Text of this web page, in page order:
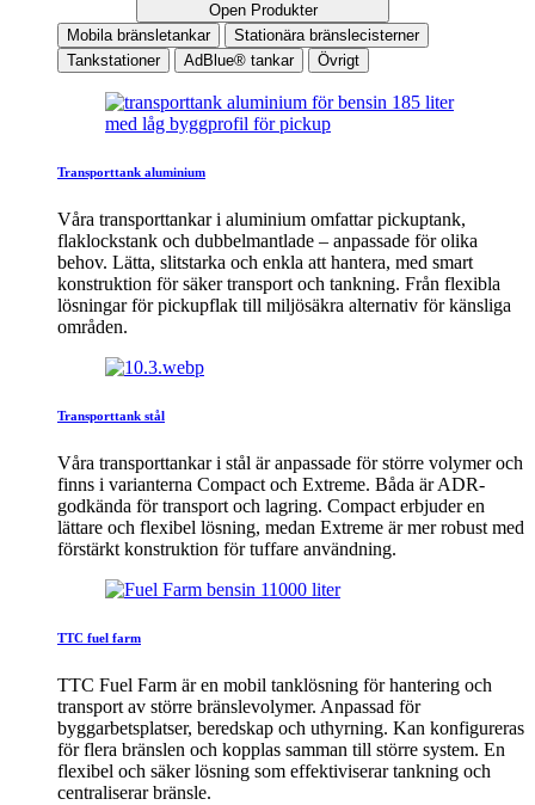
Open Produkter
Mobila bränsletankar
Stationära bränslecisterner
Tankstationer
AdBlue® tankar Övrigt
Transporttank aluminium
Våra transporttankar i aluminium omfattar pickuptank,
flaklockstank och dubbelmantlade – anpassade för olika
behov. Lätta, slitstarka och enkla att hantera, med smart
konstruktion för säker transport och tankning. Från flexibla
lösningar för pickupflak till miljösäkra alternativ för känsliga
områden.
Transporttank stål
Våra transporttankar i stål är anpassade för större volymer och
finns i varianterna Compact och Extreme. Båda är ADR-
godkända för transport och lagring. Compact erbjuder en
lättare och flexibel lösning, medan Extreme är mer robust med
förstärkt konstruktion för tuffare användning.
TTC fuel farm
TTC Fuel Farm är en mobil tanklösning för hantering och
transport av större bränslevolymer. Anpassad för
byggarbetsplatser, beredskap och uthyrning. Kan konfigureras
för flera bränslen och kopplas samman till större system. En
flexibel och säker lösning som effektiviserar tankning och
centraliserar bränsle.